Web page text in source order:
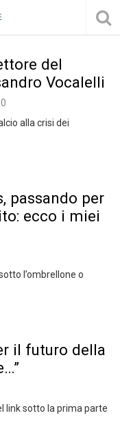
del
Vocalelli
alla crisi dei
passando per
ecco i miei
l’ombrellone o
il futuro della
link sotto la prima parte